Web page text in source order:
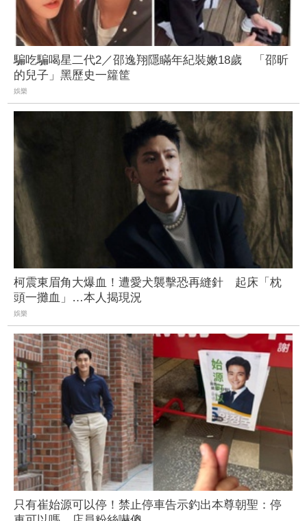
騙吃騙喝星二代2／邵逸翔隱瞞年紀裝嫩18歲 「邵昕
的兒子」黑歷史一籮筐
娛樂
柯震東眉角大爆血！遭愛犬襲擊恐再縫針 起床「枕
頭一攤血」…本人揭現況
娛樂
只有崔始源可以停！禁止停車告示釣出本尊朝聖：停